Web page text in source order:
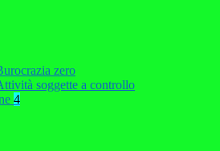
zero
soggette a controllo
4